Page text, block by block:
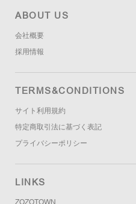
ABOUT US
会社概要
採用情報
TERMS&CONDITIONS
サイト利用規約
特定商取引法に基づく表記
プライバシーポリシー
LINKS
ZOZOTOWN